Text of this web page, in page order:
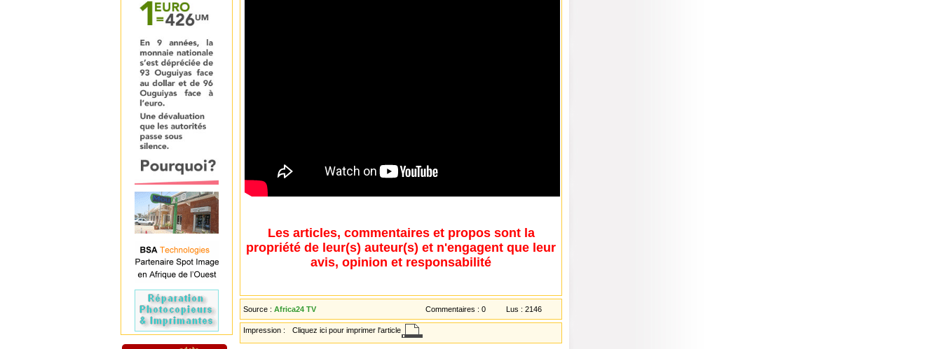
Les articles, commentaires et propos sont la
propriété de leur(s) auteur(s) et n'engagent que leur
avis, opinion et responsabilité
Source : Africa24 TV Commentaires : 0 Lus : 2146
Impression : Cliquez ici pour imprimer l'article